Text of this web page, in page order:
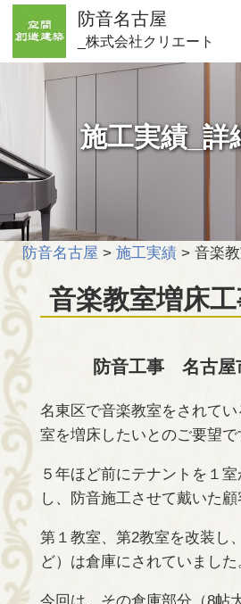
防音名古屋
_株式会社クリエート
防音名古屋 > 施工実績 > 音楽
施工実績_詳
音楽教室増床
防音工事 名古屋
名東区で音楽教室をされて
室を増床したいとのご要望で
５年ほど前にテナントを１
し、防音施工させて戴いた顧
第１教室、第2教室を改装し
ど）は倉庫にされていました